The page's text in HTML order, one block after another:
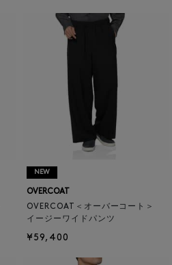
NEW
OVERCOAT
OVERCOAT＜オーバーコート＞
イージーワイドパンツ
¥59,400